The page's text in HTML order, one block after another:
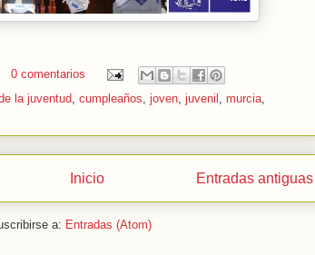
0 comentarios
la juventud, cumpleaños, joven, juvenil , murcia,
Entradas antiguas
Inicio
a: Entradas (Atom)